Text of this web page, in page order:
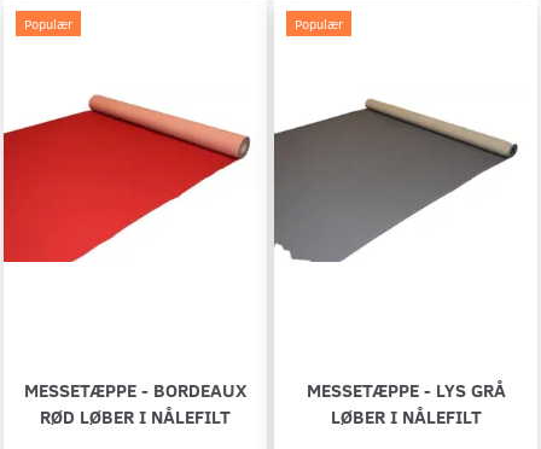
Populær
MESSETÆPPE - BORDEAUX
RØD LØBER I NÅLEFILT
Populær
MESSETÆPPE - LYS GRÅ
LØBER I NÅLEFILT